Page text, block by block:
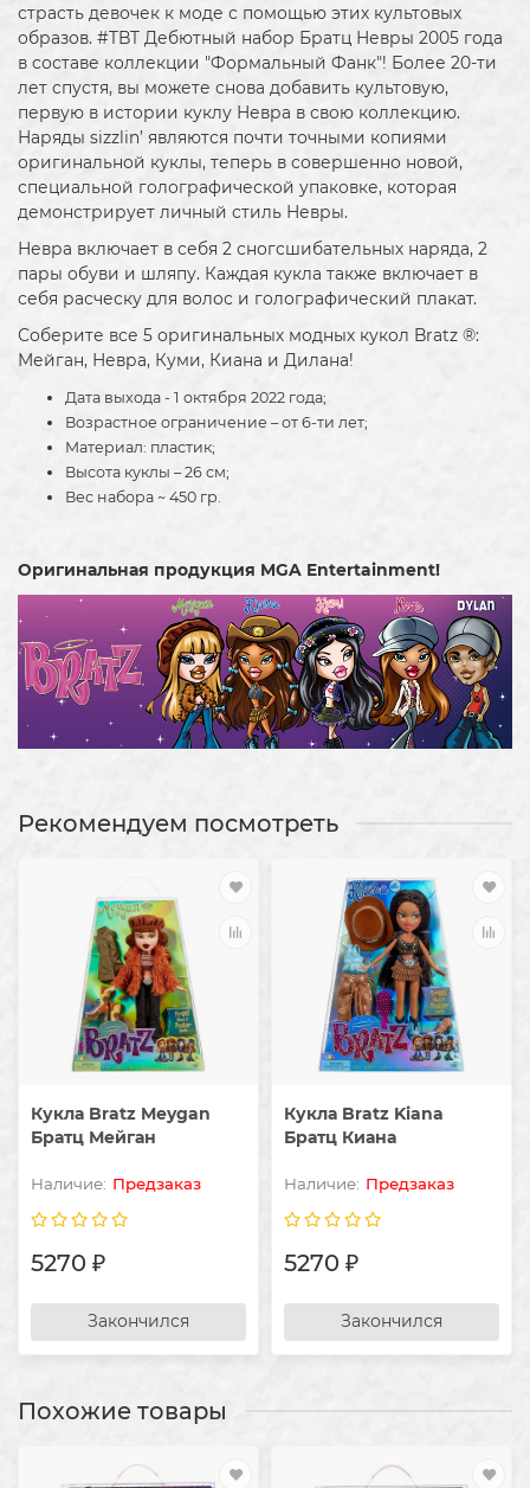
страсть девочек к моде с помощью этих культовых
образов. #TBT Дебютный набор Братц Невры 2005 года
в составе коллекции "Формальный Фанк"! Более 20-ти
лет спустя, вы можете снова добавить культовую,
первую в истории куклу Невра в свою коллекцию.
Наряды sizzlin’ являются почти точными копиями
оригинальной куклы, теперь в совершенно новой,
специальной голографической упаковке, которая
демонстрирует личный стиль Невры.
Невра включает в себя 2 сногсшибательных наряда, 2
пары обуви и шляпу. Каждая кукла также включает в
себя расческу для волос и голографический плакат.
Соберите все 5 оригинальных модных кукол Bratz ®:
Мейган, Невра, Куми, Киана и Дилана!
Дата выхода - 1 октября 2022 года;
Возрастное ограничение – от 6-ти лет;
Материал: пластик;
Высота куклы – 26 см;
Вес набора ~ 450 гр.
Оригинальная продукция MGA Entertainment!
Рекомендуем посмотреть
Кукла Bratz Meygan
Братц Мейган
Предзаказ
5270 ₽
Закончился
Кукла Bratz Kiana
Братц Киана
Предзаказ
5270 ₽
Закончился
Похожие товары